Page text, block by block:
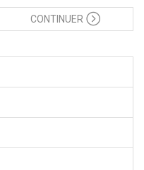
CONTINUER